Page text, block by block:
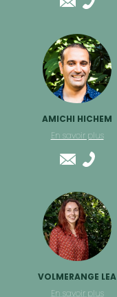
AMICHI HICHEM
En savoir plus
VOLMERANGE LEA
En savoir plus